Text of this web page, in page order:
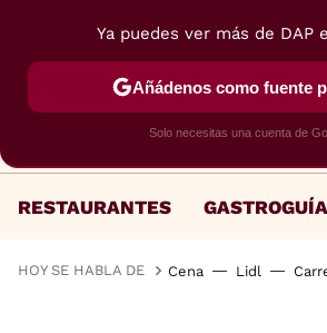
RESTAURANTES GASTROGUÍA
HOY SE HABLA DE Cena Lidl
Ya puedes ver más de DAP
Añádenos como fuente
Solo necesitas una cuenta de